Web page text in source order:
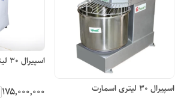
اسپیرال ۳۰ لیتری اسمارت
اسپیرال ۳۰ لیتری استار
۱۷۵٬۰۰۰٬۰۰۰